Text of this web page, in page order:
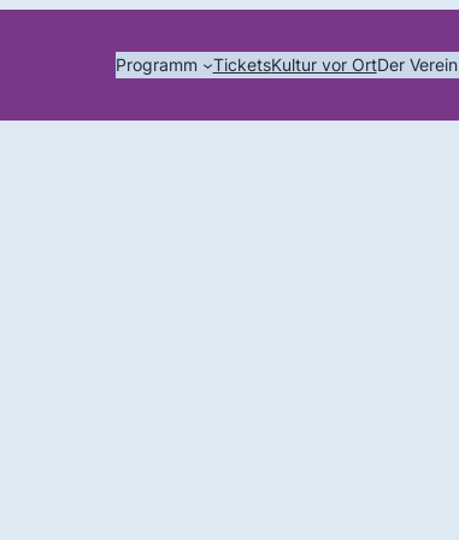
Programm TicketsKultur vor OrtDer Verein